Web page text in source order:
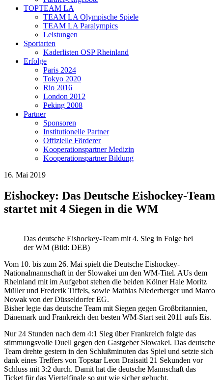
TOPTEAM LA
TEAM LA Olympische Spiele
TEAM LA Paralympics
Leistungen
Sportarten
Kaderlisten OSP Rheinland
Erfolge
Paris 2024
Tokyo 2020
Rio 2016
London 2012
Peking 2008
Partner
Sponsoren
Institutionelle Partner
Offizielle Förderer
Kooperationspartner Medizin
Kooperationspartner Bildung
16. Mai 2019
Eishockey: Das Deutsche Eishockey-Team
startet mit 4 Siegen in die WM
Das deutsche Eishockey-Team mit 4. Sieg in Folge bei
der WM (Bild: DEB)
Vom 10. bis zum 26. Mai spielt die Deutsche Eishockey-
Nationalmannschaft in der Slowakei um den WM-Titel. AUs dem
Rheinland mit im Aufgebot stehen die beiden Kölner Haie Moritz
Müller und Frederik Tiffels, sowie Mathias Niederberger und Marco
Nowak von der Düsseldorfer EG.
Bisher legte das deutsche Team mit Siegen gegen Großbritannien,
Dänemark und Frankreich den besten WM-Start seit 2011 aufs Eis.
Nur 24 Stunden nach dem 4:1 Sieg über Frankreich folgte das
stimmungsvolle Duell gegen den Gastgeber Slowakei. Das deutsche
Team drehte gestern in den Schlußminuten das Spiel und setzte sich
dank eines Treffers von Topstar Leon Draisaitl 21 Sekunden vor
Schluss mit 3:2 durch. Damit hat die deutsche Mannschaft das
Ticket für das Viertelfinale so gut wie sicher gebucht.